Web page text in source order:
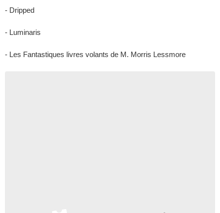
- Dripped
- Luminaris
- Les Fantastiques livres volants de M. Morris Lessmore